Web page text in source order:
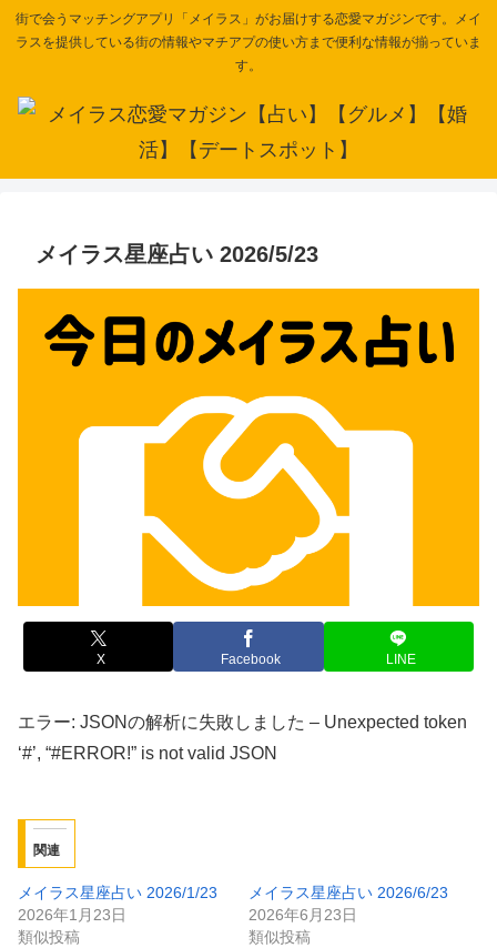
街で会うマッチングアプリ「メイラス」がお届けする恋愛マガジンです。メイ
ラスを提供している街の情報やマチアプの使い方まで便利な情報が揃っていま
す。
メイラス星座占い 2026/5/23
X Facebook LINE
エラー: JSONの解析に失敗しました – Unexpected token
‘#’, “#ERROR!” is not valid JSON
関連
メイラス星座占い 2026/1/23
2026年1月23日
類似投稿
メイラス星座占い 2026/6/23
2026年6月23日
類似投稿